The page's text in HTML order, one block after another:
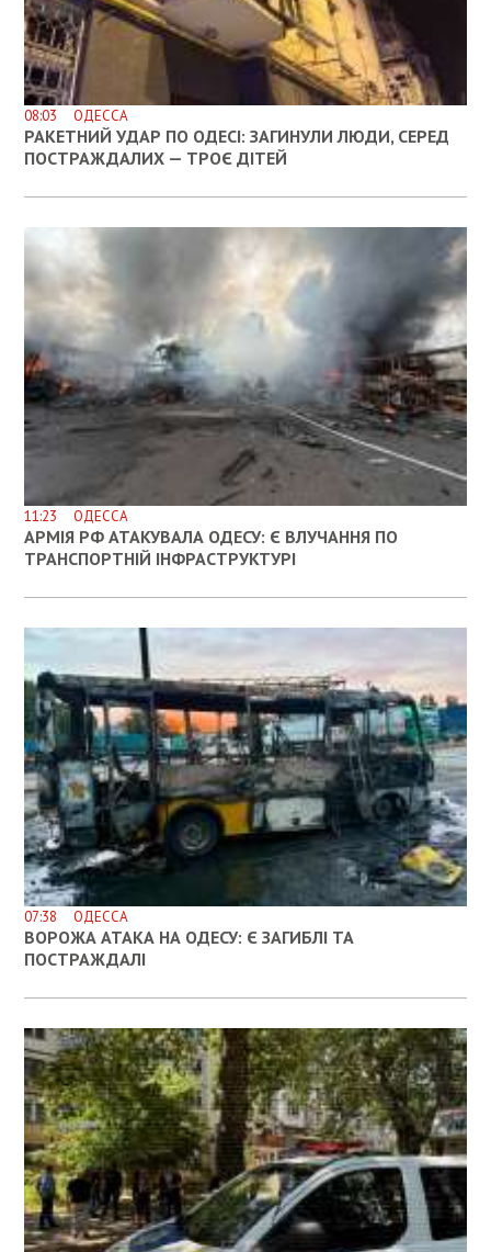
08:03 ОДЕССА
РАКЕТНИЙ УДАР ПО ОДЕСІ: ЗАГИНУЛИ ЛЮДИ, СЕРЕД
ПОСТРАЖДАЛИХ — ТРОЄ ДІТЕЙ
11:23 ОДЕССА
АРМІЯ РФ АТАКУВАЛА ОДЕСУ: Є ВЛУЧАННЯ ПО
ТРАНСПОРТНІЙ ІНФРАСТРУКТУРІ
07:38 ОДЕССА
ВОРОЖА АТАКА НА ОДЕСУ: Є ЗАГИБЛІ ТА
ПОСТРАЖДАЛІ